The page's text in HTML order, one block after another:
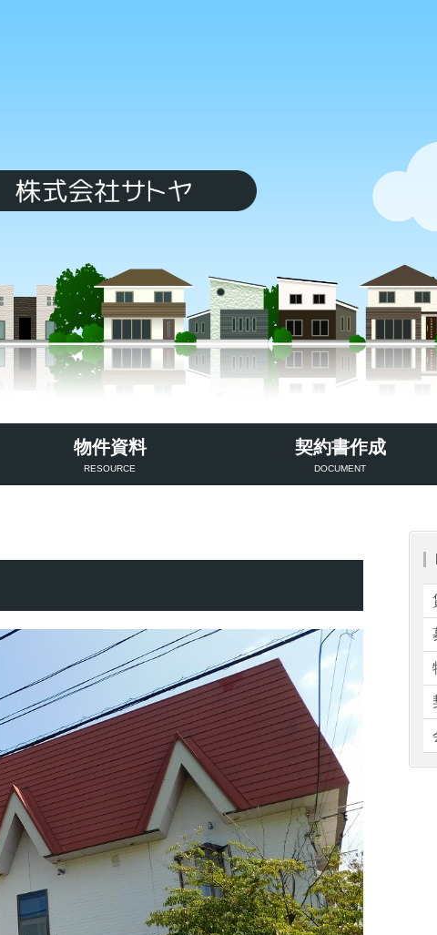
物件資料
RESOURCE
契約書作成
DOCUMENT